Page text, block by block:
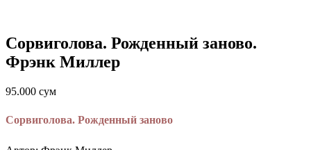
Сорвиголова. Рожденный заново.
Фрэнк Миллер
95.000 сум
Сорвиголова. Рожденный заново